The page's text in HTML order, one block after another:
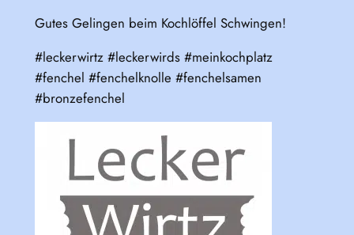
Gutes Gelingen beim Kochlöffel Schwingen!
#leckerwirtz #leckerwirds #meinkochplatz
#fenchel #fenchelknolle #fenchelsamen
#bronzefenchel